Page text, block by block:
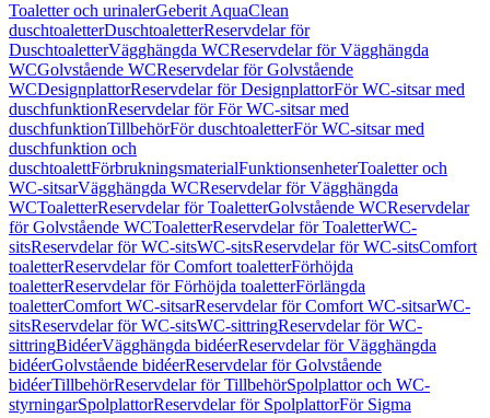
Toaletter och urinalerGeberit AquaClean
duschtoaletterDuschtoaletterReservdelar för
DuschtoaletterVägghängda WCReservdelar för Vägghängda
WCGolvstående WCReservdelar för Golvstående
WCDesignplattorReservdelar för DesignplattorFör WC-sitsar med
duschfunktionReservdelar för För WC-sitsar med
duschfunktionTillbehörFör duschtoaletterFör WC-sitsar med
duschfunktion och
duschtoalettFörbrukningsmaterialFunktionsenheterToaletter och
WC-sitsarVägghängda WCReservdelar för Vägghängda
WCToaletterReservdelar för ToaletterGolvstående WCReservdelar
för Golvstående WCToaletterReservdelar för ToaletterWC-
sitsReservdelar för WC-sitsWC-sitsReservdelar för WC-sitsComfort
toaletterReservdelar för Comfort toaletterFörhöjda
toaletterReservdelar för Förhöjda toaletterFörlängda
toaletterComfort WC-sitsarReservdelar för Comfort WC-sitsarWC-
sitsReservdelar för WC-sitsWC-sittringReservdelar för WC-
sittringBidéerVägghängda bidéerReservdelar för Vägghängda
bidéerGolvstående bidéerReservdelar för Golvstående
bidéerTillbehörReservdelar för TillbehörSpolplattor och WC-
styrningarSpolplattorReservdelar för SpolplattorFör Sigma